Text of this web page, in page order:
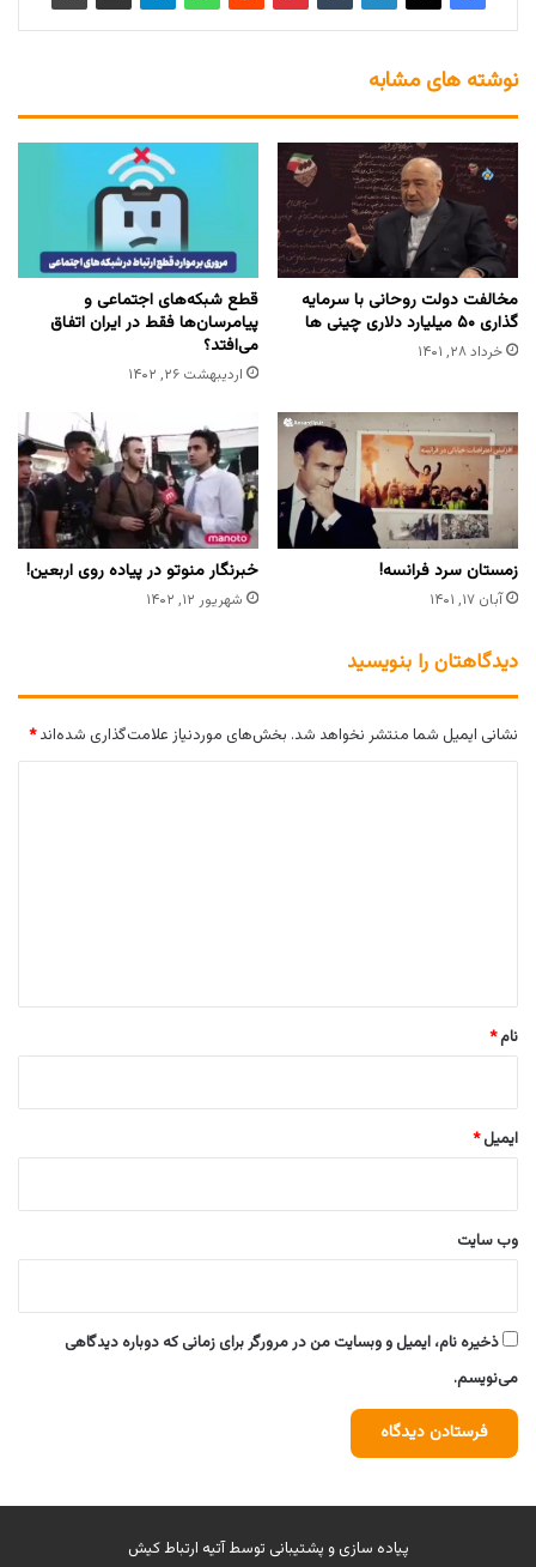
نوشته های مشابه
مخالفت دولت روحانی با سرمایه
گذاری ۵۰ میلیارد دلاری چینی ها
خرداد ۲۸, ۱۴۰۱
قطع شبکه‌های اجتماعی و
پیامرسان‌ها فقط در ایران اتفاق
می‌افتد؟
اردیبهشت ۲۶, ۱۴۰۲
زمستان سرد فرانسه!
آبان ۱۷, ۱۴۰۱
خبرنگار منوتو در پیاده روى اربعین!
شهریور ۱۲, ۱۴۰۲
دیدگاهتان را بنویسید
نشانی ایمیل شما منتشر نخواهد شد. بخش‌های موردنیاز علامت‌گذاری شده‌اند*
نام*
ایمیل*
وب‌ سایت
ذخیره نام، ایمیل و وبسایت من در مرورگر برای زمانی که دوباره دیدگاهی
می‌نویسم.
پیاده سازی و پشتیبانی توسطآتیه ارتباط کیش